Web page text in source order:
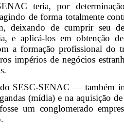
teria, por
de forma totalmente
deixando de cumprir seu
e aplicá-los em obtenção
a formação profissional do
impérios de negócios
SESC-SENAC — também
(mídia) e na aquisição
um conglomerado